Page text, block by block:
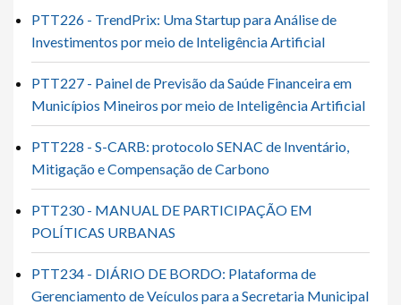
PTT226 - TrendPrix: Uma Startup para Análise de
Investimentos por meio de Inteligência Artificial
PTT227 - Painel de Previsão da Saúde Financeira em
Municípios Mineiros por meio de Inteligência Artificial
PTT228 - S-CARB: protocolo SENAC de Inventário,
Mitigação e Compensação de Carbono
PTT230 - MANUAL DE PARTICIPAÇÃO EM
POLÍTICAS URBANAS
PTT234 - DIÁRIO DE BORDO: Plataforma de
Gerenciamento de Veículos para a Secretaria Municipal